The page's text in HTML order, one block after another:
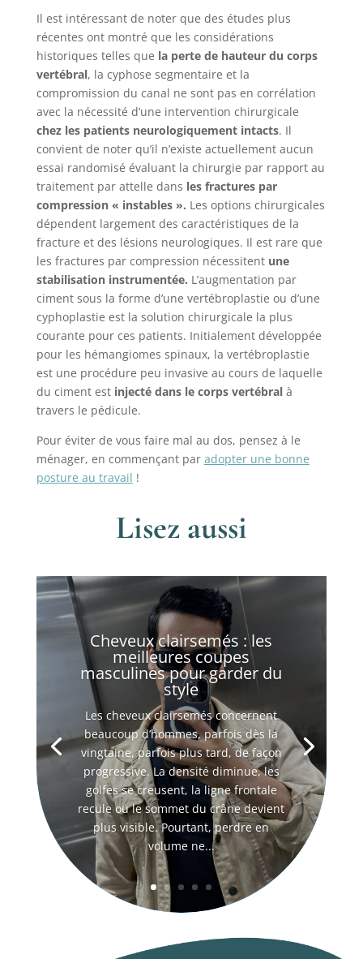
Il est intéressant de noter que des études plus
récentes ont montré que les considérations
historiques telles que la perte de hauteur du corps
vertébral, la cyphose segmentaire et la
compromission du canal ne sont pas en corrélation
avec la nécessité d’une intervention chirurgicale
chez les patients neurologiquement intacts. Il
convient de noter qu’il n’existe actuellement aucun
essai randomisé évaluant la chirurgie par rapport au
traitement par attelle dans les fractures par
compression « instables ». Les options chirurgicales
dépendent largement des caractéristiques de la
fracture et des lésions neurologiques. Il est rare que
les fractures par compression nécessitentune
stabilisation instrumentée. L’augmentation par
ciment sous la forme d’une vertébroplastie ou d’une
cyphoplastie est la solution chirurgicale la plus
courante pour ces patients. Initialement développée
pour les hémangiomes spinaux, la vertébroplastie
est une procédure peu invasive au cours de laquelle
du ciment estinjecté dans le corps vertébral à
travers le pédicule.
Pour éviter de vous faire mal au dos, pensez à le
ménager, en commençant par adopter une bonne
posture au travail !
Lisez aussi
Cheveux clairsemés : les
meilleures coupes
masculines pour garder du
style
Les cheveux clairsemés concernent
beaucoup d’hommes, parfois dès la
vingtaine, parfois plus tard, de façon
progressive. La densité diminue, les
golfes se creusent, la ligne frontale
recule ou le sommet du crâne devient
plus visible. Pourtant, perdre en
volume ne...